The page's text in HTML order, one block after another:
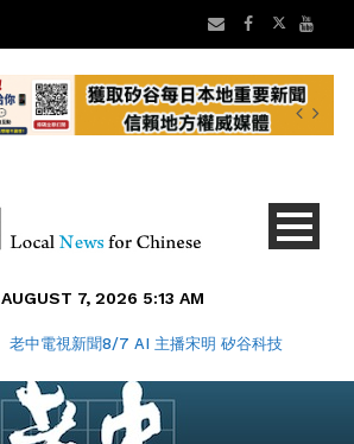
AUGUST 7, 2026 5:13 AM
老中電視新聞8/7 AI 主播宋明 矽谷科技